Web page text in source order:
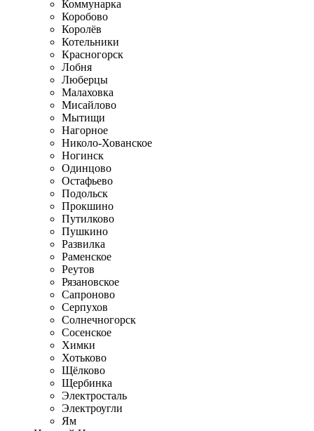
Коммунарка
Коробово
Королёв
Котельники
Красногорск
Лобня
Люберцы
Малаховка
Мисайлово
Мытищи
Нагорное
Николо-Хованское
Ногинск
Одинцово
Остафьево
Подольск
Прокшино
Путилково
Пушкино
Развилка
Раменское
Реутов
Рязановское
Сапроново
Серпухов
Солнечногорск
Сосенское
Химки
Хотьково
Щёлково
Щербинка
Электросталь
Электроугли
Ям